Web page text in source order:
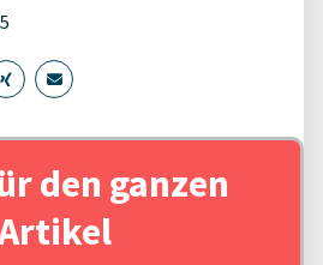
den ganzen